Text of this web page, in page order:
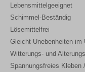
Lebensmittelgeeignet
Schimmel-Beständig
Lösemittelfrei
Gleicht Unebenheiten im
Witterungs- und
Spannungsfreies Kleben